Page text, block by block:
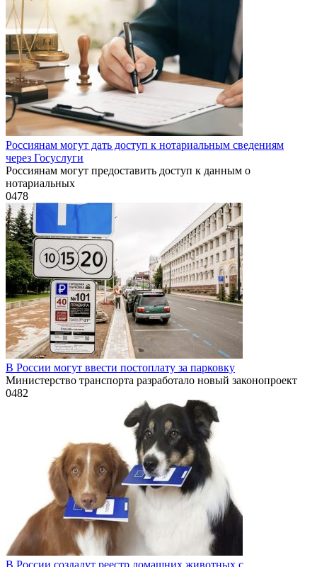
Россиянам могут дать доступ к нотариальным сведениям
через Госуслуги
Россиянам могут предоставить доступ к данным о
нотариальных
0478
В России могут ввести постоплату за парковку
Министерство транспорта разработало новый законопроект
0482
В России создадут реестр домашних животных с